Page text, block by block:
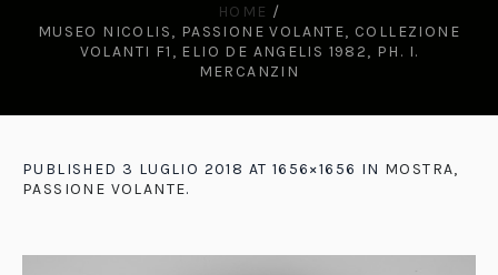
HOME /
MUSEO NICOLIS, PASSIONE VOLANTE, COLLEZIONE
VOLANTI F1, ELIO DE ANGELIS 1982, PH. I.
MERCANZIN
PUBLISHED 3 LUGLIO 2018 AT 1656×1656 IN MOSTRA,
PASSIONE VOLANTE.